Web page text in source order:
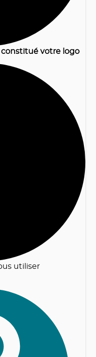
votre logo
utiliser